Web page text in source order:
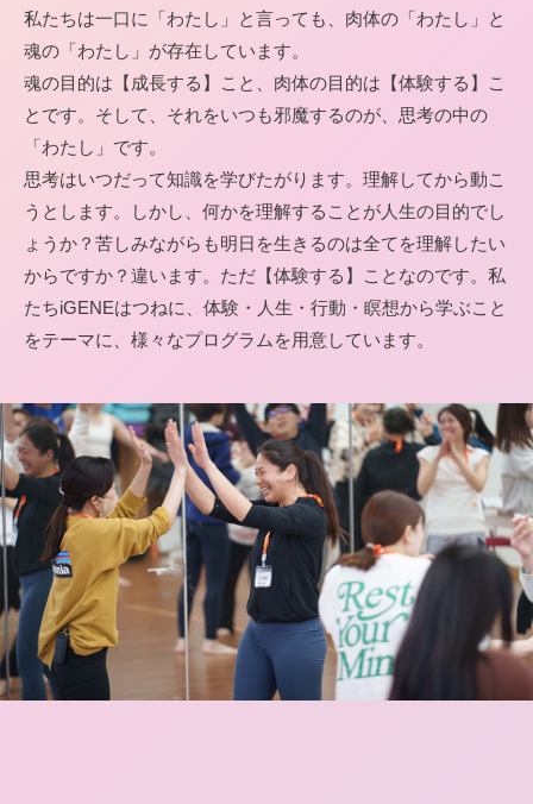
私たちは一口に「わたし」と言っても、肉体の「わたし」と
魂の「わたし」が存在しています。
魂の目的は【成長する】こと、肉体の目的は【体験する】こ
とです。そして、それをいつも邪魔するのが、思考の中の
「わたし」です。
思考はいつだって知識を学びたがります。理解してから動こ
うとします。しかし、何かを理解することが人生の目的でし
ょうか？苦しみながらも明日を生きるのは全てを理解したい
からですか？違います。ただ【体験する】ことなのです。私
たちiGENEはつねに、体験・人生・行動・瞑想から学ぶこと
をテーマに、様々なプログラムを用意しています。